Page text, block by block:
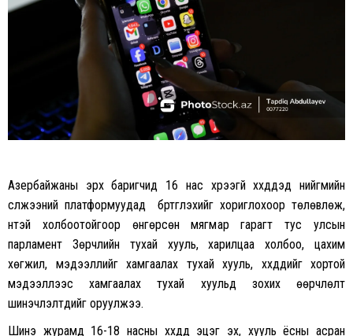
FacebookTwitter
Азербайжаны эрх баригчид 16 нас хүрээгүй хүүхдүүдэд нийгмийн
сүлжээний платформуудад бүртгүүлэхийг хориглохоор төлөвлөж,
үүнтэй холбоотойгоор өнгөрсөн мягмар гарагт тус улсын
парламент Зөрчлийн тухай хууль, харилцаа холбоо, цахим
хөгжил, мэдээллийг хамгаалах тухай хууль, хүүхдүүдийг хортой
мэдээллээс хамгаалах тухай хуульд зохих өөрчлөлт
шинэчлэлтүүдийг оруулжээ.
Шинэ журамд 16-18 насны хүүхдүүд эцэг эх, хууль ёсны асран